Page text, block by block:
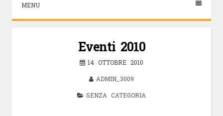
MENU
Eventi 2010
14 OTTOBRE 2010
ADMIN_3009
SENZA CATEGORIA